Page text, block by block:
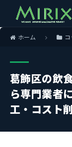
ホーム
葛飾区の飲
ら専門業者
工・コスト